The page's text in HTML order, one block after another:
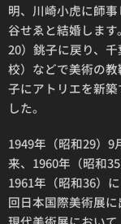
明、川崎小虎に師
谷せゑと結婚しま
20）銚子に戻り、
校）などで美術の
子にアトリエを新
した。
1949年（昭和29）
来、1960年（昭和
1961年（昭和36）
回日本国際美術展